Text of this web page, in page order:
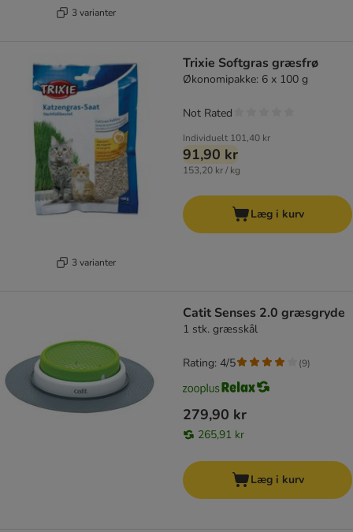
3 varianter
3 varianter
Trixie Softgras græsfrø
Økonomipakke: 6 x 100 g
Individuelt 101,40 kr
91,90 kr
153,20 kr / kg
Not Rated
Læg i kurv
Catit Senses 2.0 græsgryde
1 stk. græsskål
279,90 kr
265,91 kr
Rating: 4/5 (9)
Læg i kurv